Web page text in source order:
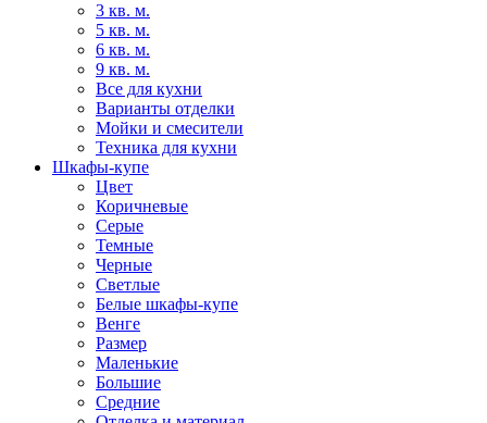
3 кв. м.
5 кв. м.
6 кв. м.
9 кв. м.
Все для кухни
Варианты отделки
Мойки и смесители
Техника для кухни
Шкафы-купе
Цвет
Коричневые
Серые
Темные
Черные
Светлые
Белые шкафы-купе
Венге
Размер
Маленькие
Большие
Средние